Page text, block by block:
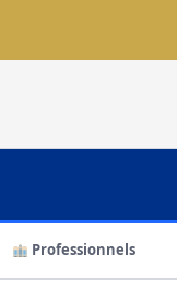
Professionnels